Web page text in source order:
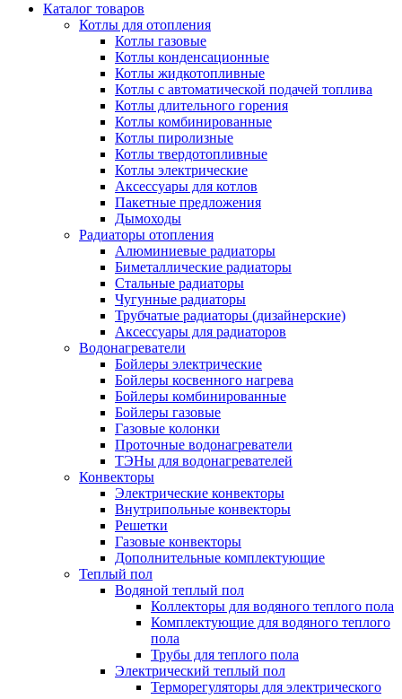
Каталог товаров
Котлы для отопления
Котлы газовые
Котлы конденсационные
Котлы жидкотопливные
Котлы с автоматической подачей топлива
Котлы длительного горения
Котлы комбинированные
Котлы пиролизные
Котлы твердотопливные
Котлы электрические
Аксессуары для котлов
Пакетные предложения
Дымоходы
Радиаторы отопления
Алюминиевые радиаторы
Биметаллические радиаторы
Стальные радиаторы
Чугунные радиаторы
Трубчатые радиаторы (дизайнерские)
Аксессуары для радиаторов
Водонагреватели
Бойлеры электрические
Бойлеры косвенного нагрева
Бойлеры комбинированные
Бойлеры газовые
Газовые колонки
Проточные водонагреватели
ТЭНы для водонагревателей
Конвекторы
Электрические конвекторы
Внутрипольные конвекторы
Решетки
Газовые конвекторы
Дополнительные комплектующие
Теплый пол
Водяной теплый пол
Коллекторы для водяного теплого пола
Комплектующие для водяного теплого
пола
Трубы для теплого пола
Электрический теплый пол
Терморегуляторы для электрического